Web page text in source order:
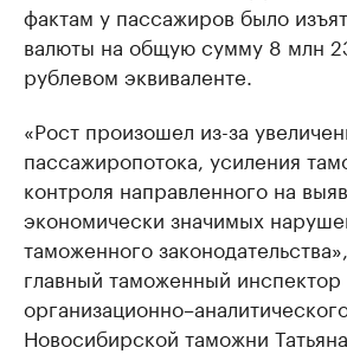
фактам у пассажиров было
валюты на общую сумму 8 млн
рублевом эквиваленте.
«Рост произошел из-за
пассажиропотока, усиления
контроля направленного на
экономически значимых
таможенного
главный таможенный инспектор
Новосибирской таможни